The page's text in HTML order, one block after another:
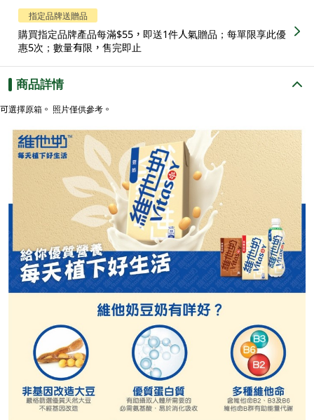
指定品牌送贈品
購買指定品牌產品每滿$55，即送1件人氣贈品；每單限享此優
惠5次；數量有限，售完即止
商品詳情
可選擇原箱。 照片僅供參考。